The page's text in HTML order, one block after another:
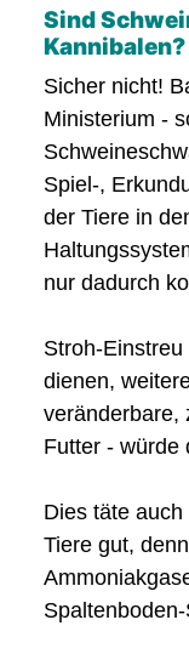
Sind
Kannibalen?
Sicher nicht!
Ministerium -
Spiel-,
der Tiere in
nur dadurch
Stroh-
dienen,
veränderbare,
Futter - würde
Dies täte
Tiere gut,